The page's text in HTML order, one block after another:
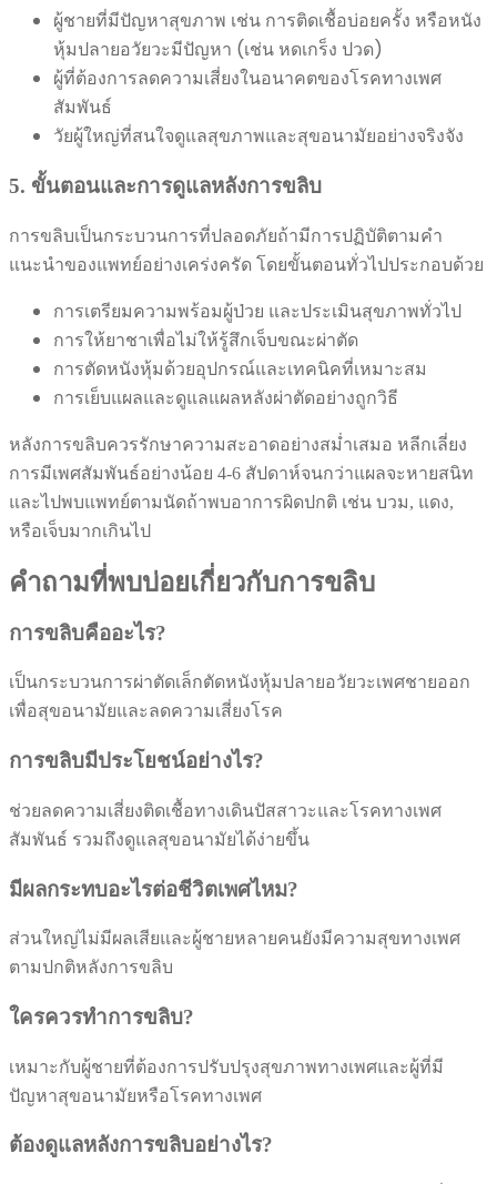
ผู้ชายที่มีปัญหาสุขภาพ เช่น การติดเชื้อบ่อยครั้ง หรือหนัง
หุ้มปลายอวัยวะมีปัญหา (เช่น หดเกร็ง ปวด)
ผู้ที่ต้องการลดความเสี่ยงในอนาคตของโรคทางเพศ
สัมพันธ์
วัยผู้ใหญ่ที่สนใจดูแลสุขภาพและสุขอนามัยอย่างจริงจัง
5. ขั้นตอนและการดูแลหลังการขลิบ
การขลิบเป็นกระบวนการที่ปลอดภัยถ้ามีการปฏิบัติตามคำ
แนะนำของแพทย์อย่างเคร่งครัด โดยขั้นตอนทั่วไปประกอบด้วย
การเตรียมความพร้อมผู้ป่วย และประเมินสุขภาพทั่วไป
การให้ยาชาเพื่อไม่ให้รู้สึกเจ็บขณะผ่าตัด
การตัดหนังหุ้มด้วยอุปกรณ์และเทคนิคที่เหมาะสม
การเย็บแผลและดูแลแผลหลังผ่าตัดอย่างถูกวิธี
หลังการขลิบควรรักษาความสะอาดอย่างสม่ำเสมอ หลีกเลี่ยง
การมีเพศสัมพันธ์อย่างน้อย 4-6 สัปดาห์จนกว่าแผลจะหายสนิท
และไปพบแพทย์ตามนัดถ้าพบอาการผิดปกติ เช่น บวม, แดง,
หรือเจ็บมากเกินไป
คำถามที่พบบ่อยเกี่ยวกับการขลิบ
การขลิบคืออะไร?
เป็นกระบวนการผ่าตัดเล็กตัดหนังหุ้มปลายอวัยวะเพศชายออก
เพื่อสุขอนามัยและลดความเสี่ยงโรค
การขลิบมีประโยชน์อย่างไร?
ช่วยลดความเสี่ยงติดเชื้อทางเดินปัสสาวะและโรคทางเพศ
สัมพันธ์ รวมถึงดูแลสุขอนามัยได้ง่ายขึ้น
มีผลกระทบอะไรต่อชีวิตเพศไหม?
ส่วนใหญ่ไม่มีผลเสียและผู้ชายหลายคนยังมีความสุขทางเพศ
ตามปกติหลังการขลิบ
ใครควรทำการขลิบ?
เหมาะกับผู้ชายที่ต้องการปรับปรุงสุขภาพทางเพศและผู้ที่มี
ปัญหาสุขอนามัยหรือโรคทางเพศ
ต้องดูแลหลังการขลิบอย่างไร?